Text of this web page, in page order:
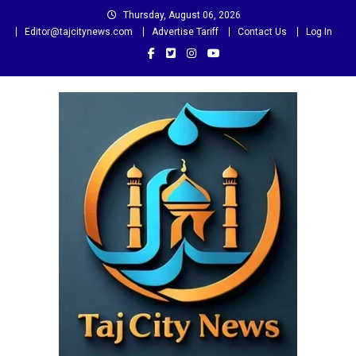
Thursday, August 06, 2026
Editor@tajcitynews.com
Advertise Tariff Contact Us Log In